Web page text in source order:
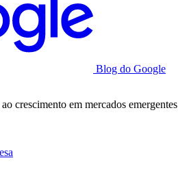
Blog do Google
crescimento em mercados emergentes